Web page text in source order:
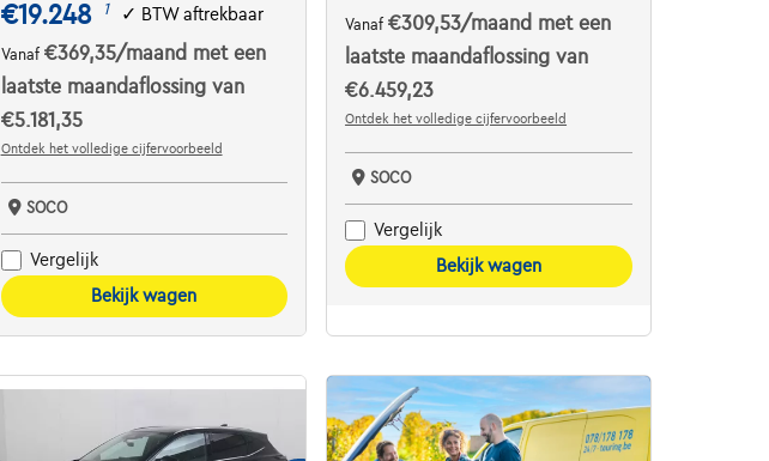
€19.248 1 ✓ BTW aftrekbaar
Vanaf €369,35/maand met een
laatste maandaflossing van
€5.181,35
Ontdek het volledige cijfervoorbeeld
SOCO
Vergelijk
Bekijk wagen
Vanaf€309,53/maand met een
laatste maandaflossing van
€6.459,23
Ontdek het volledige cijfervoorbeeld
SOCO
Vergelijk
Bekijk wagen